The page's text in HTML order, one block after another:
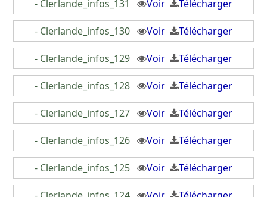
- Clerlande_infos_131 Voir Télécharger
- Clerlande_infos_130 Voir Télécharger
- Clerlande_infos_129 Voir Télécharger
- Clerlande_infos_128 Voir Télécharger
- Clerlande_infos_127 Voir Télécharger
- Clerlande_infos_126 Voir Télécharger
- Clerlande_infos_125 Voir Télécharger